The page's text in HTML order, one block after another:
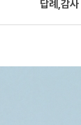
답례,감사